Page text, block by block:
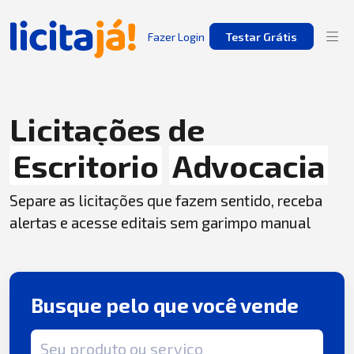
Fazer Login Testar Grátis
Licitações de
Escritorio Advocacia
Separe as licitações que fazem sentido, receba
alertas e acesse editais sem garimpo manual
Busque pelo que você vende
Termo de busca